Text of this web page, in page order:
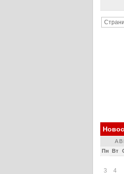
Пн Вт
3
4